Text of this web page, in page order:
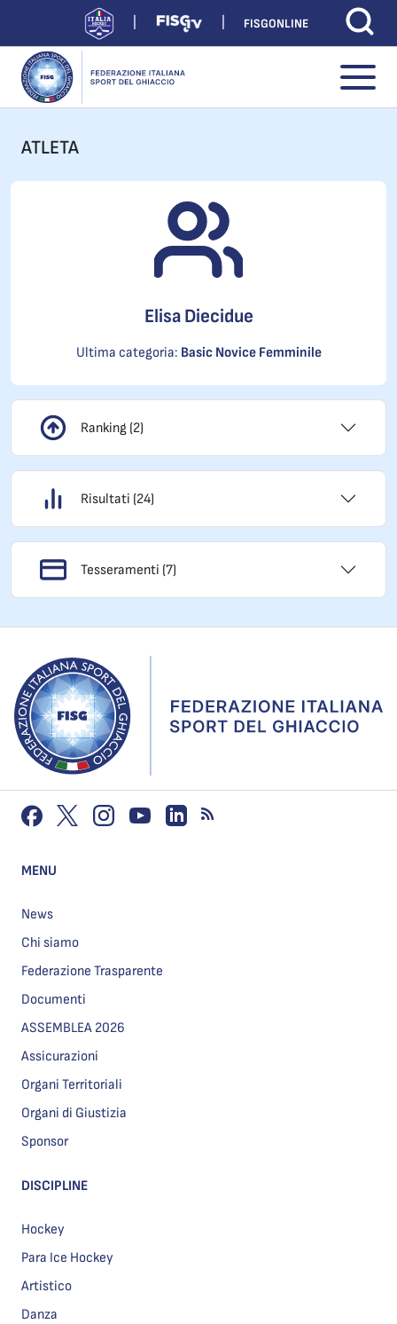
FISGONLINE
ATLETA
Elisa Diecidue
Ultima categoria: Basic Novice Femminile
Ranking (2)
Risultati (24)
Tesseramenti (7)
MENU
News
Chi siamo
Federazione Trasparente
Documenti
ASSEMBLEA 2026
Assicurazioni
Organi Territoriali
Organi di Giustizia
Sponsor
DISCIPLINE
Hockey
Para Ice Hockey
Artistico
Danza